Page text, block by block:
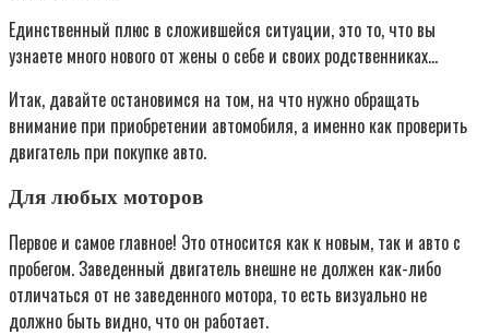
Единственный плюс в сложившейся ситуации, это то, что вы
узнаете много нового от жены о себе и своих родственниках…
Итак, давайте остановимся на том, на что нужно обращать
внимание при приобретении автомобиля, а именно как проверить
двигатель при покупке авто.
Для любых моторов
Первое и самое главное! Это относится как к новым, так и авто с
пробегом. Заведенный двигатель внешне не должен как-либо
отличаться от не заведенного мотора, то есть визуально не
должно быть видно, что он работает.